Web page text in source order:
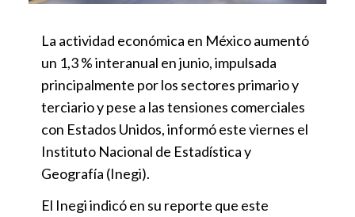
La actividad económica en México aumentó
un 1,3 % interanual en junio, impulsada
principalmente por los sectores primario y
terciario y pese a las tensiones comerciales
con Estados Unidos, informó este viernes el
Instituto Nacional de Estadística y
Geografía (Inegi).
El Inegi indicó en su reporte que este